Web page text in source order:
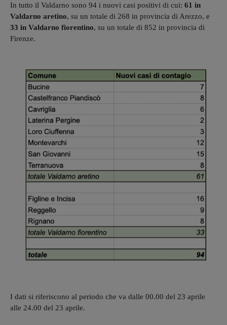
In tutto il Valdarno sono 94 i nuovi casi positivi di cui: 61 in
Valdarno aretino, su un totale di 268 in provincia di Arezzo, e
33 in Valdarno fiorentino, su un totale di 852 in provincia di
Firenze.
I dati si riferiscono al periodo che va dalle 00.00 del 23 aprile
alle 24.00 del 23 aprile.